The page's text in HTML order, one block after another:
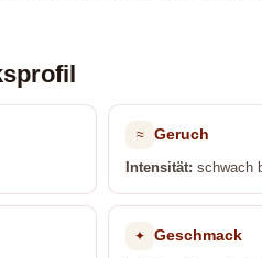
≈ Geruch
Intensität: schwach
✦ Geschmack